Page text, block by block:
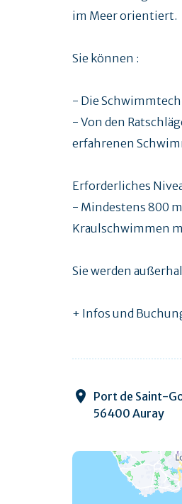
im Meer orientiert.
Sie können :
- Die
- Von den
erfahrenen
Erforderliches
- Mindestens 800
Kraulschwimmen
Sie werden
+ Infos und
Port de Saint-
56400 Auray